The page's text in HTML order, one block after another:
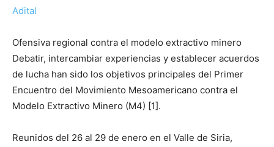
Adital
Ofensiva regional contra el modelo extractivo minero
Debatir, intercambiar experiencias y establecer acuerdos
de lucha han sido los objetivos principales del Primer
Encuentro del Movimiento Mesoamericano contra el
Modelo Extractivo Minero (M4) [1].
Reunidos del 26 al 29 de enero en el Valle de Siria,